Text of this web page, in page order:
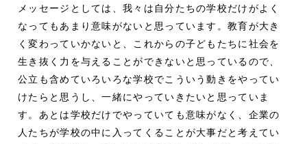
メッセージとしては、我々は自分たちの学校だけがよく
なってもあまり意味がないと思っています。教育が大き
く変わっていかないと、これからの子どもたちに社会を
生き抜く力を与えることができないと思っているので、
公立も含めていろいろな学校でこういう動きをやってい
けたらと思うし、一緒にやっていきたいと思っていま
す。あとは学校だけでやっていても意味がなく、企業の
人たちが学校の中に入ってくることが大事だと考えてい